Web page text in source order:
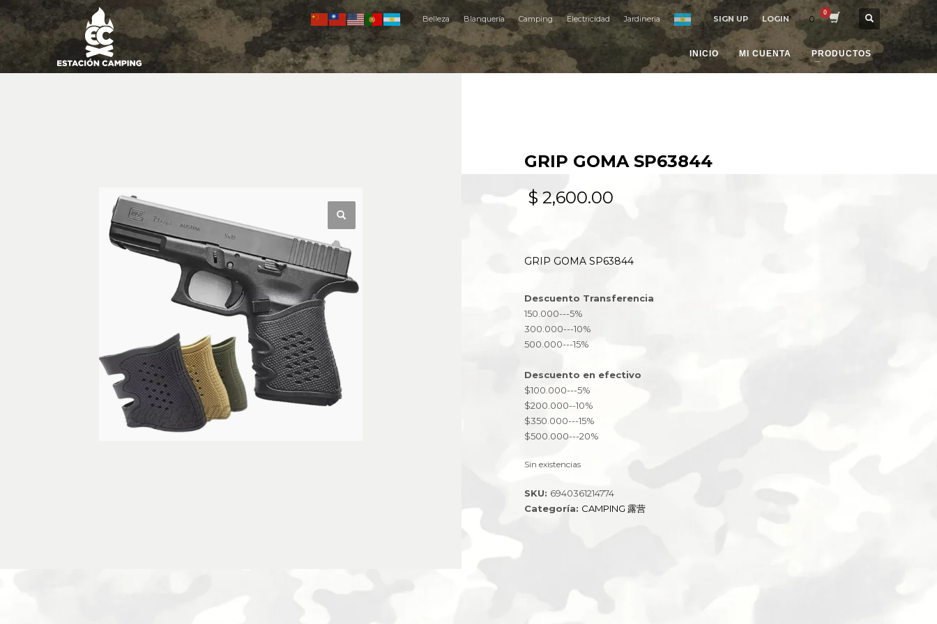
Belleza Blanquería Camping Electricidad Jardineria SIGN UP LOGIN 0
INICIO MI CUENTA PRODUCTOS
GRIP GOMA SP63844
$ 2,600.00
GRIP GOMA SP63844
Descuento Transferencia
150.000---5%
300.000---10%
500.000---15%
Descuento en efectivo
$100.000---5%
$200.000--10%
$350.000---15%
$500.000---20%
Sin existencias
SKU: 6940361214774
Categoría: CAMPING 露营